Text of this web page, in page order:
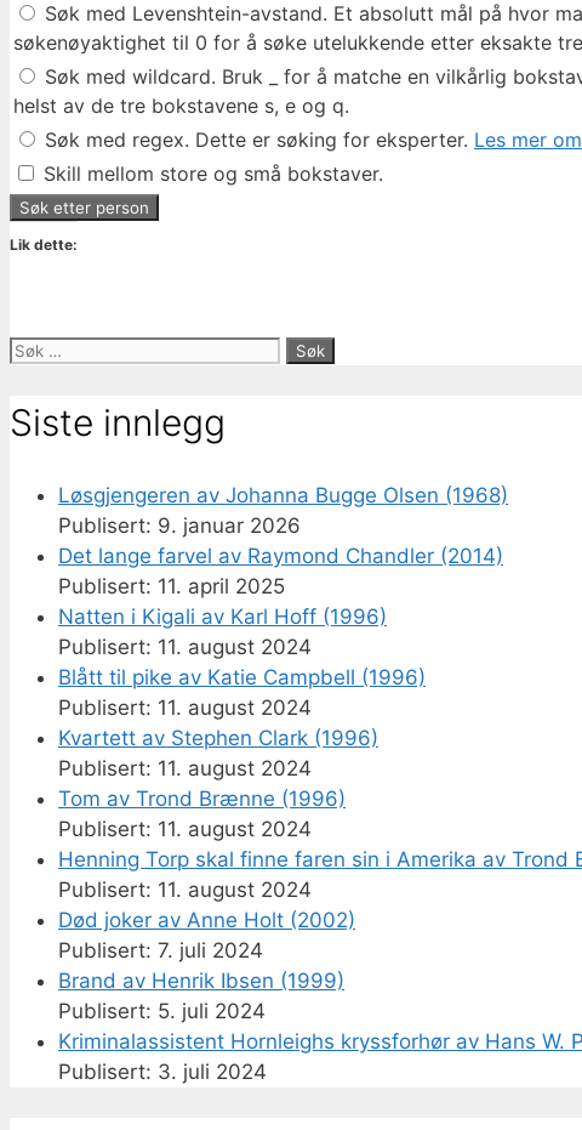
Søk med Levenshtein-avstand. Et absolutt mål på hvor
søkenøyaktighet til 0 for å søke utelukkende etter eksakte
Søk med wildcard. Bruk _ for å matche en vilkårlig
helst av de tre bokstavene s, e og q.
Søk med regex. Dette er søking for eksperter. Les mer
Skill mellom store og små bokstaver.
Lik dette:
Søk
Siste innlegg
Løsgjengeren av Johanna Bugge Olsen (1968)
9. januar 2026
Det lange farvel av Raymond Chandler (2014)
11. april 2025
Natten i Kigali av Karl Hoff (1996)
11. august 2024
Blått til pike av Katie Campbell (1996)
11. august 2024
Kvartett av Stephen Clark (1996)
11. august 2024
Tom av Trond Brænne (1996)
11. august 2024
Henning Torp skal finne faren sin i Amerika av Trond
11. august 2024
Død joker av Anne Holt (2002)
7. juli 2024
Brand av Henrik Ibsen (1999)
5. juli 2024
Kriminalassistent Hornleighs kryssforhør av Hans W.
3. juli 2024